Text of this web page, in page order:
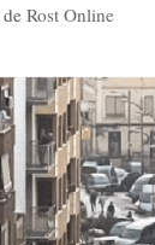
de Rost Online